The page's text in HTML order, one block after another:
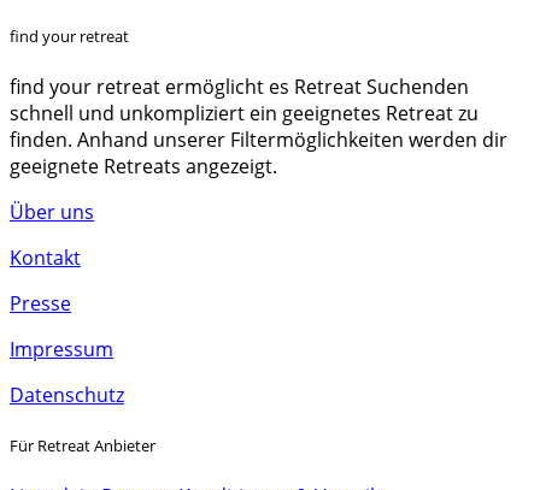
find your retreat
find your retreat ermöglicht es Retreat Suchenden
schnell und unkompliziert ein geeignetes Retreat zu
finden. Anhand unserer Filtermöglichkeiten werden dir
geeignete Retreats angezeigt.
Über uns
Kontakt
Presse
Impressum
Datenschutz
Für Retreat Anbieter